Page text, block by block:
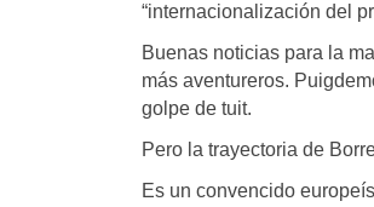
“internacionalización del
Buenas noticias para la
más aventureros.
golpe de tuit.
Pero la trayectoria de
Es un convencido